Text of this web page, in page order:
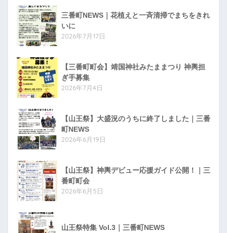
三番町NEWS｜花植えと一斉清掃でまちをきれ
いに
2026年7月17日
【三番町町会】靖国神社みたままつり 神輿担
ぎ手募集
2026年7月4日
【山王祭】大盛況のうちに終了しました｜三番
町NEWS
2026年6月19日
【山王祭】神輿デビュー応援ガイド公開！｜三
番町町会
2026年6月5日
山王祭特集 Vol.3｜三番町NEWS